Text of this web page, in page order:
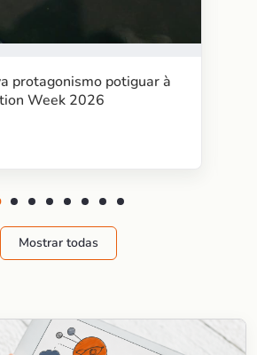
protagonismo potiguar à
Week 2026
Mostrar todas